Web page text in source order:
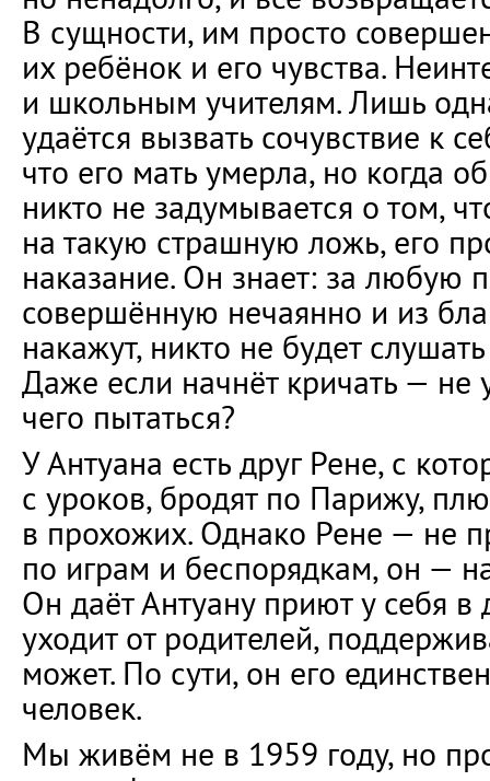
В сущности, им просто
их ребёнок и его чувства.
и школьным учителям. Лишь
удаётся вызвать сочувствие к
что его мать умерла, но когда
никто не задумывается о том,
на такую страшную ложь, его
наказание. Он знает: за любую
совершённую нечаянно и из
накажут, никто не будет
Даже если начнёт кричать — не
чего пытаться?
У Антуана есть друг Рене, с
с уроков, бродят по Парижу,
в прохожих. Однако Рене — не
по играм и беспорядкам, он —
Он даёт Антуану приют у себя в
уходит от родителей,
может. По сути, он его
человек.
Мы живём не в 1959 году, но